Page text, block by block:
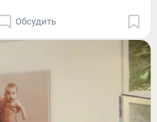
Обсудить